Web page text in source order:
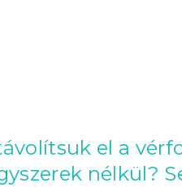
el a
nélkül?